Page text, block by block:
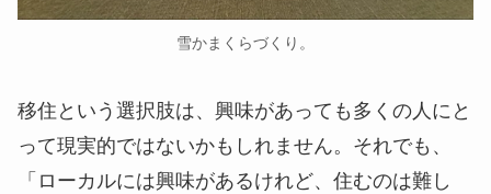
雪かまくらづくり。
移住という選択肢は、興味があっても多くの人にと
って現実的ではないかもしれません。それでも、
「ローカルには興味があるけれど、住むのは難し